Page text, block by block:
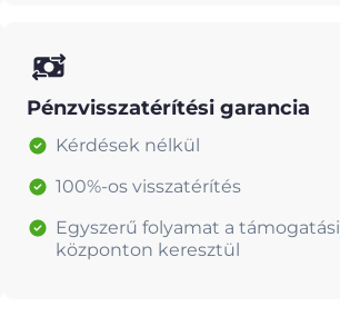
Pénzvisszatérítési garancia
Kérdések nélkül
100%-os visszatérítés
Egyszerű folyamat a támogatási
központon keresztül